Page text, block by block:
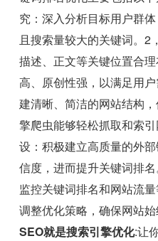
究：深入分析目标用户群
且搜索量较大的关键词。2
描述、正文等关键位置合
高、原创性强，以满足用
建清晰、简洁的网站结构
擎爬虫能够轻松抓取和索
设：积极建立高质量的外
信度，进而提升关键词排
监控关键词排名和网站流
调整优化策略，确保网站始
SEO就是搜索引擎优化:让